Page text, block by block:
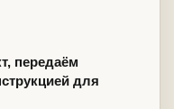
передаём
для